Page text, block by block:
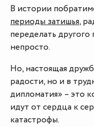
В истории
периоды затишья,
переделать другого
непросто.
Но, настоящая
радости, но и в
дипломатия» – это
идут от сердца к
катастрофы.